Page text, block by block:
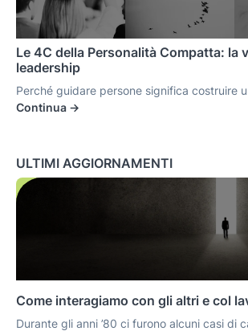
Le 4C della Personalità Compatta: la
leadership
Perché guidare persone significa costruire
Continua ->
ULTIMI AGGIORNAMENTI
Come interagiamo con gli altri e col
Durante gli anni ’80 ci furono alcuni casi di